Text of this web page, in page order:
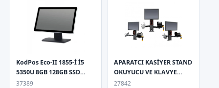
KodPos Eco-II 1855-İ İ5
5350U 8GB 128GB SSD
18,5" Dokunmatik LCD
37389
APARATCI KASİYER STAND
OKUYUCU VE KLAVYE
TUTUCU SAĞ/SOL KOL
27842